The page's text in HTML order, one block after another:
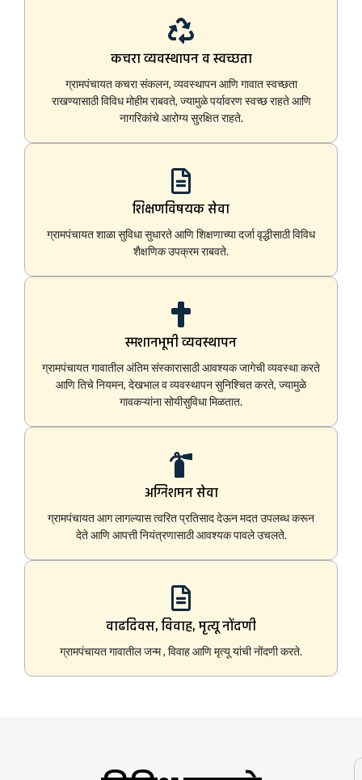
कचरा व्यवस्थापन व स्वच्छता
ग्रामपंचायत कचरा संकलन, व्यवस्थापन आणि गावात स्वच्छता
राखण्यासाठी विविध मोहीम राबवते, ज्यामुळे पर्यावरण स्वच्छ राहते आणि
नागरिकांचे आरोग्य सुरक्षित राहते.
शिक्षणविषयक सेवा
ग्रामपंचायत शाळा सुविधा सुधारते आणि शिक्षणाच्या दर्जा वृद्धीसाठी विविध
शैक्षणिक उपक्रम राबवते.
स्मशानभूमी व्यवस्थापन
ग्रामपंचायत गावातील अंतिम संस्कारासाठी आवश्यक जागेची व्यवस्था करते
आणि तिचे नियमन, देखभाल व व्यवस्थापन सुनिश्चित करते, ज्यामुळे
गावकऱ्यांना सोयीसुविधा मिळतात.
अग्निशमन सेवा
ग्रामपंचायत आग लागल्यास त्वरित प्रतिसाद देऊन मदत उपलब्ध करून
देते आणि आपत्ती नियंत्रणासाठी आवश्यक पावले उचलते.
वाढदिवस, विवाह, मृत्यू नोंदणी
ग्रामपंचायत गावातील जन्म , विवाह आणि मृत्यू यांची नोंदणी करते.